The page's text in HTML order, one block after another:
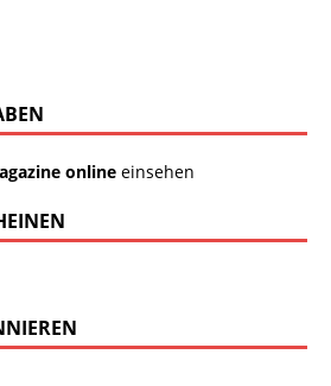
online einsehen